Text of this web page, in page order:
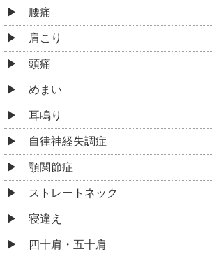
腰痛
肩こり
頭痛
めまい
耳鳴り
自律神経失調症
顎関節症
ストレートネック
寝違え
四十肩・五十肩